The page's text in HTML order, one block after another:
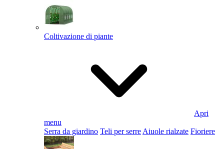
Coltivazione di piante
Apri
menu
Serra da giardino Teli per serre Aiuole rialzate Fioriere